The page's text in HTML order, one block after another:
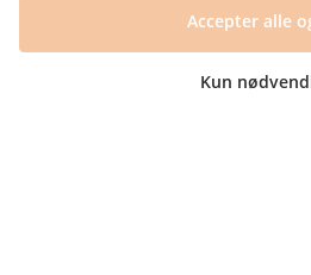
kundeservice@prikogstreg.dk
Kun
Accepter alle